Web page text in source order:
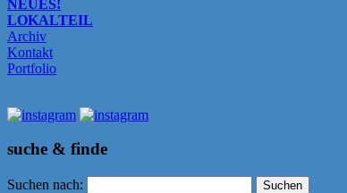
NEUES!
LOKALTEIL
Archiv
Kontakt
Portfolio
suche & finde
Suchen nach: